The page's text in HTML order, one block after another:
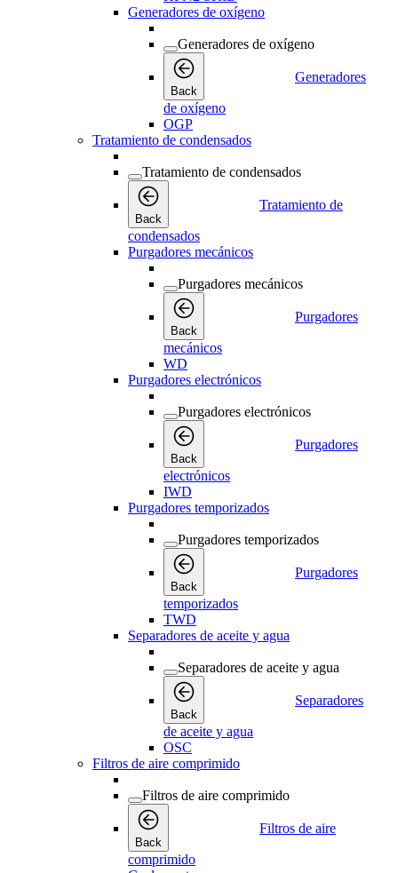
Generadores de oxígeno
Generadores de oxígeno
Back
Generadores
de oxígeno
OGP
Tratamiento de condensados
Tratamiento de condensados
Back
Tratamiento de
condensados
Purgadores mecánicos
Purgadores mecánicos
Back
Purgadores
mecánicos
WD
Purgadores electrónicos
Purgadores electrónicos
Back
Purgadores
electrónicos
IWD
Purgadores temporizados
Purgadores temporizados
Back
Purgadores
temporizados
TWD
Separadores de aceite y agua
Separadores de aceite y agua
Back
Separadores
de aceite y agua
OSC
Filtros de aire comprimido
Filtros de aire comprimido
Back
Filtros de aire
comprimido